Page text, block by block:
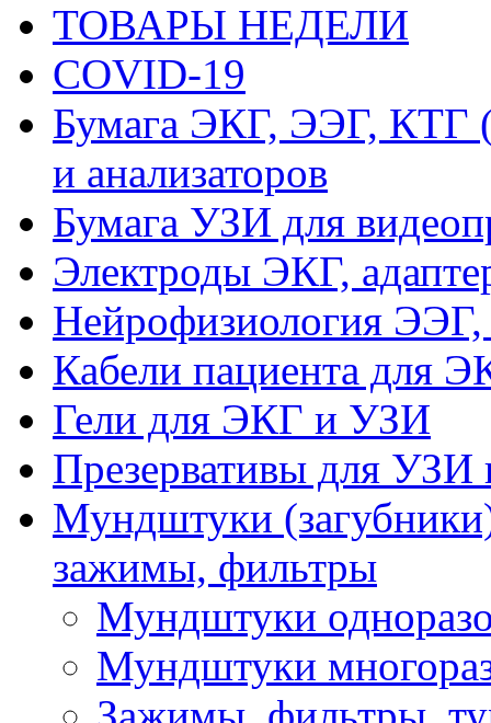
ТОВАРЫ НЕДЕЛИ
COVID-19
Бумага ЭКГ, ЭЭГ, КТГ
и анализаторов
Бумага УЗИ для
Электроды ЭКГ,
Нейрофизиология
Кабели пациента для
Гели для ЭКГ и УЗИ
Презервативы для УЗИ
Мундштуки
зажимы, фильтры
Мундштуки
Мундштуки